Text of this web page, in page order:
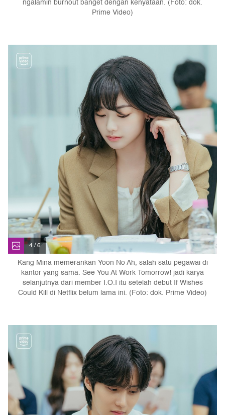
Prime Video)
4 / 6
Kang Mina memerankan Yoon No Ah, salah satu pegawai di
kantor yang sama. See You At Work Tomorrow! jadi karya
selanjutnya dari member I.O.I itu setelah debut If Wishes
Could Kill di Netflix belum lama ini. (Foto: dok. Prime Video)